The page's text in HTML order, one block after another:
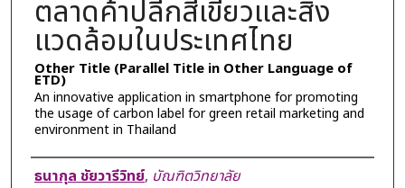
ตลาดค้าปลีกสีเขียวและสิ่ง
แวดล้อมในประเทศไทย
Other Title (Parallel Title in Other Language of
ETD)
An innovative application in smartphone for promoting
the usage of carbon label for green retail marketing and
environment in Thailand
Author
ธนากุล ชัยวารีวิทย์, บัณฑิตวิทยาลัย